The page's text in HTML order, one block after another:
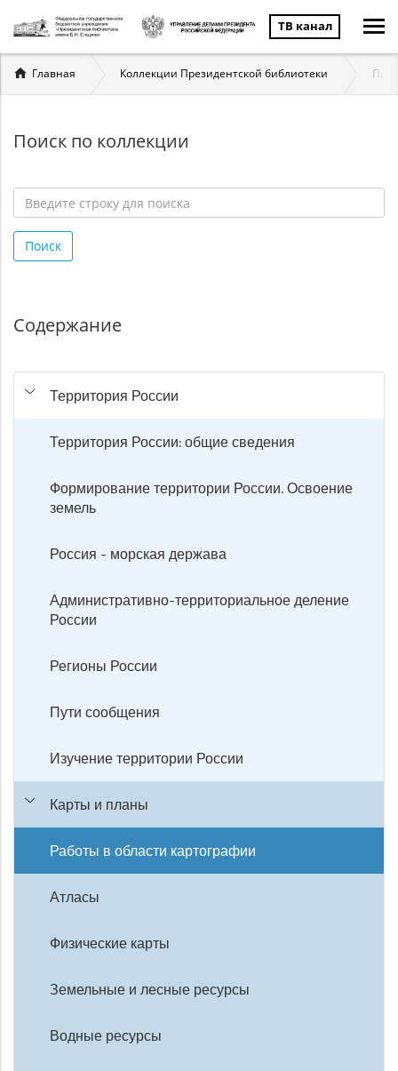
ТВ канал
Вы
здесь
Главная Коллекции Президентской библиотеки
Поиск по коллекции
строку
для
Поиск
Содержание
Территория России
Территория России: общие сведения
Формирование территории России. Освоение
земель
Россия - морская держава
Административно-территориальное деление
России
Регионы России
Пути сообщения
Изучение территории России
Карты и планы
Работы в области картографии
Атласы
Физические карты
Земельные и лесные ресурсы
Водные ресурсы